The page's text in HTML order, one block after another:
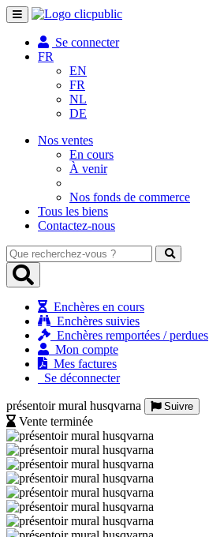
Toggle
navigation
Se connecter
FR
EN
FR
NL
DE
Nos ventes
En cours
À venir
Nos fonds de commerce
Tous les biens
Contactez-nous
Que
recherchez-
vous
Enchères en cours
Enchères suivies
Enchères remportées / perdues
Mon compte
Mes factures
Se déconnecter
présentoir mural husqvarna Suivre
Vente terminée